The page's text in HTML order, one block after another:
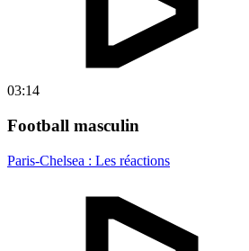
03:14
Football masculin
Paris-Chelsea : Les réactions